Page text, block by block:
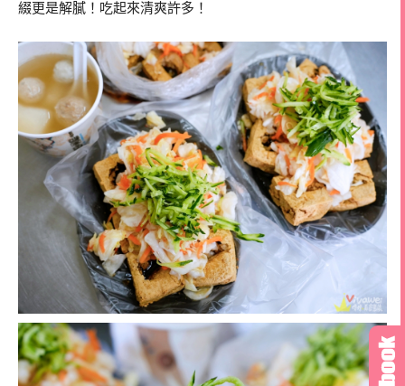
綴更是解膩！吃起來清爽許多！